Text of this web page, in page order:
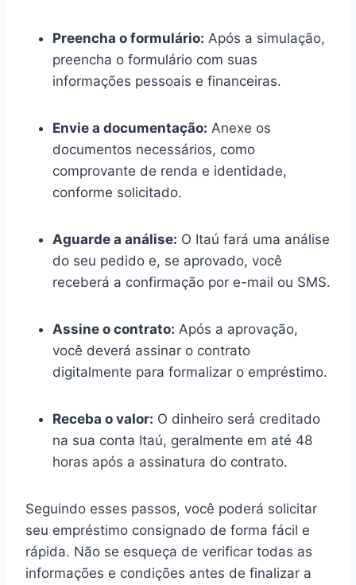
Preencha o formulário: Após a simulação,
preencha o formulário com suas
informações pessoais e financeiras.
Envie a documentação: Anexe os
documentos necessários, como
comprovante de renda e identidade,
conforme solicitado.
Aguarde a análise: O Itaú fará uma análise
do seu pedido e, se aprovado, você
receberá a confirmação por e-mail ou SMS.
Assine o contrato: Após a aprovação,
você deverá assinar o contrato
digitalmente para formalizar o empréstimo.
Receba o valor: O dinheiro será creditado
na sua conta Itaú, geralmente em até 48
horas após a assinatura do contrato.
Seguindo esses passos, você poderá solicitar
seu empréstimo consignado de forma fácil e
rápida. Não se esqueça de verificar todas as
informações e condições antes de finalizar a